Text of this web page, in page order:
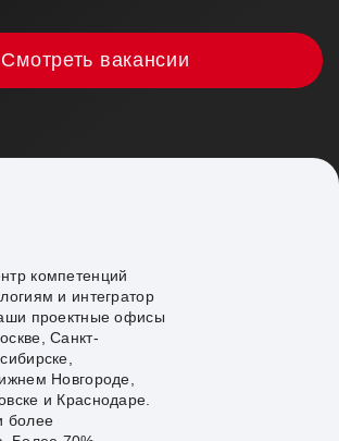
Смотреть вакансии
компетенций
и интегратор
проектные офисы
Санкт-
Новгороде,
и Краснодаре.
более